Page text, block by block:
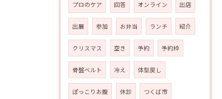
プロのケア 回答 オンライン 出店
出展 参加 お弁当 ランチ 紹介
クリスマス 空き 予約 予約枠
骨盤ベルト 冷え 体型戻し
ぽっこりお腹 休診 つくば市